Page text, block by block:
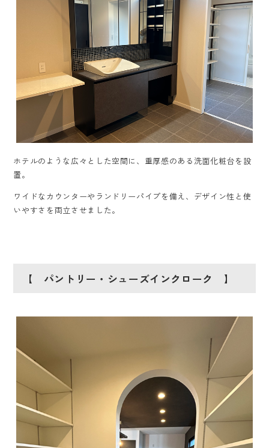
ホテルのような広々とした空間に、重厚感のある洗面化粧台を設
置。
ワイドなカウンターやランドリーパイプを備え、デザイン性と使
いやすさを両立させました。
【 パントリー・シューズインクローク 】